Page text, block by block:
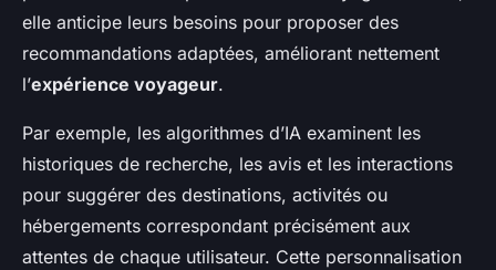
elle anticipe leurs besoins pour proposer des
recommandations adaptées, améliorant nettement
l’expérience voyageur.
Par exemple, les algorithmes d’IA examinent les
historiques de recherche, les avis et les interactions
pour suggérer des destinations, activités ou
hébergements correspondant précisément aux
attentes de chaque utilisateur. Cette personnalisation